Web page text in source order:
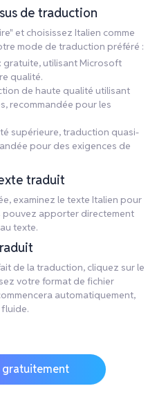
de traduction
et choisissez Italien comme
mode de traduction préféré :
gratuite, utilisant Microsoft
qualité.
de haute qualité utilisant
recommandée pour les
supérieure, traduction quasi-
pour des exigences de
traduit
examinez le texte Italien pour
pouvez apporter directement
texte.
de la traduction, cliquez sur le
votre format de fichier
automatiquement,
gratuitement